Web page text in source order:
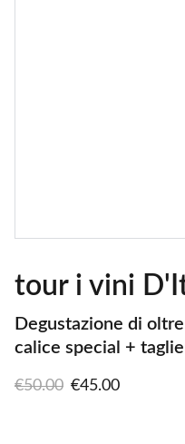
tour i vini
Degustazione di
calice special +
€50.00 €45.00